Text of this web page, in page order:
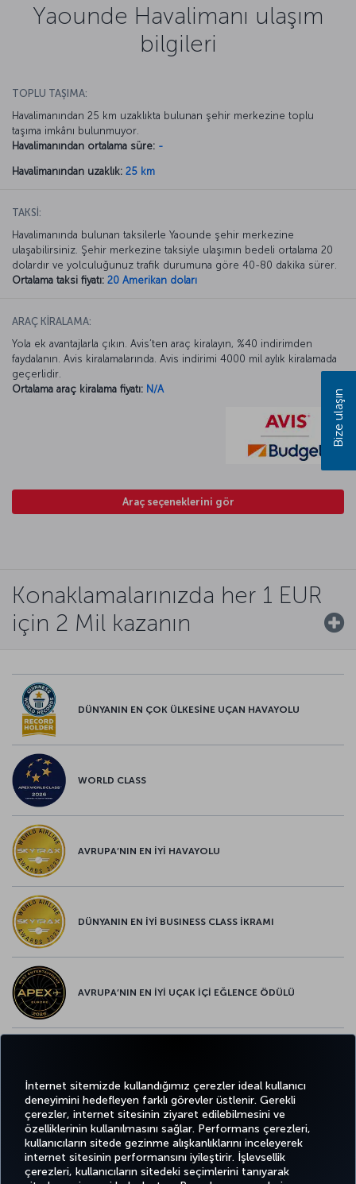
İnternet sitemizde kullandığımız çerezler ideal kullanıcı
deneyimini hedefleyen farklı görevler üstlenir. Gerekli
çerezler, internet sitesinin ziyaret edilebilmesini ve
özelliklerinin kullanılmasını sağlar. Performans çerezleri,
kullanıcıların sitede gezinme alışkanlıklarını inceleyerek
internet sitesinin performansını iyileştirir. İşlevsellik
çerezleri, kullanıcıların sitedeki seçimlerini tanıyarak
Yaounde Havalimanı ulaşım
bilgileri
TOPLU TAŞIMA:
Havalimanından 25 km uzaklıkta bulunan şehir merkezine toplu
taşıma imkânı bulunmuyor.
Havalimanından ortalama süre: -
Havalimanından uzaklık: 25 km
TAKSİ:
Havalimanında bulunan taksilerle Yaounde şehir merkezine
ulaşabilirsiniz. Şehir merkezine taksiyle ulaşımın bedeli ortalama 20
dolardır ve yolculuğunuz trafik durumuna göre 40-80 dakika sürer.
Ortalama taksi fiyatı: 20 Amerikan doları
ARAÇ KİRALAMA:
Yola ek avantajlarla çıkın. Avis’ten araç kiralayın, %40 indirimden
faydalanın. Avis kiralamalarında. Avis indirimi 4000 mil aylık kiralamada
geçerlidir.
Ortalama araç kiralama fiyatı: N/A
Araç seçeneklerini gör
Konaklamalarınızda her 1 EUR
için 2 Mil kazanın
DÜNYANIN EN ÇOK ÜLKESİNE UÇAN HAVAYOLU
WORLD CLASS
AVRUPA’NIN EN İYİ HAVAYOLU
DÜNYANIN EN İYİ BUSINESS CLASS İKRAMI
AVRUPA’NIN EN İYİ UÇAK İÇİ EĞLENCE ÖDÜLÜ
TwitterFacebook
Instagram
YoutubeLinkedIn
TiktokBlogPinterest
Bize ulaşın